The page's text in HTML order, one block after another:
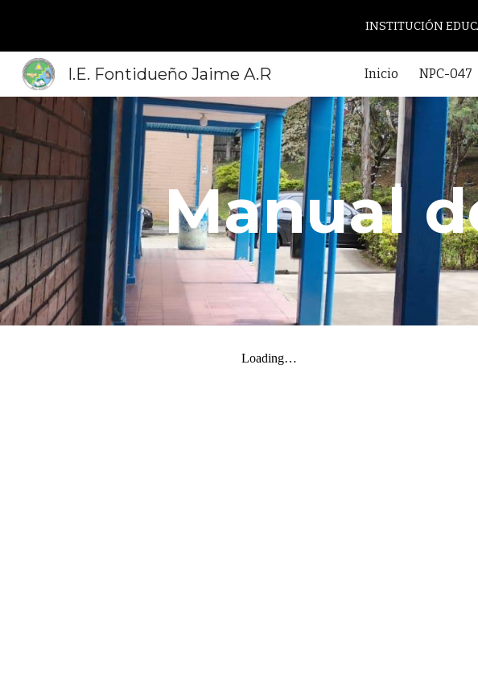
Skip to main content
INSTITUCIÓN
I.E. Fontidueño Jaime A.R Inicio NPC-047
Manual